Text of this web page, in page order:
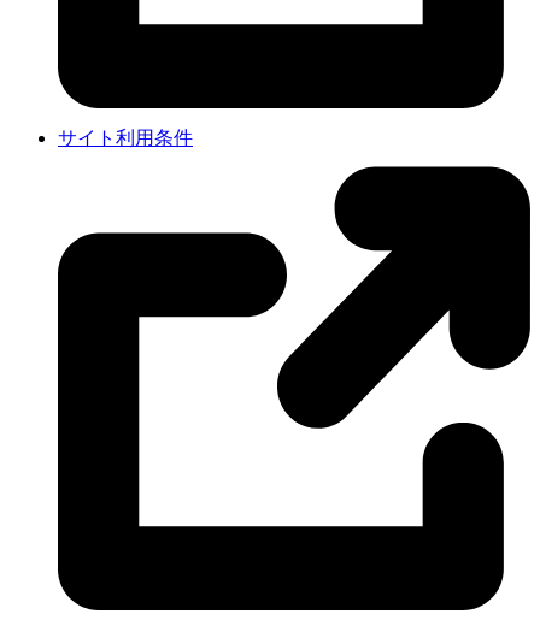
サイト利用条件